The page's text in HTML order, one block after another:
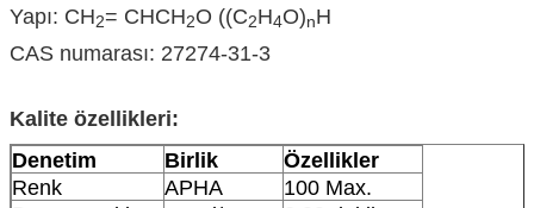
Yapı: CH2= CHCH2O ((C2H4O)nH
CAS numarası: 27274-31-3
Kalite özellikleri:
Denetim
Birlik
Özellikler
Renk
APHA
100 Max.